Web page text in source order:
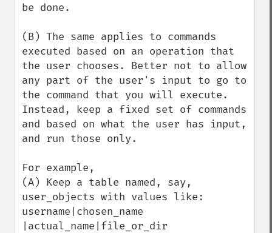
be done.
(B) The same applies to commands
executed based on an operation that
the user chooses. Better not to allow
any part of the user's input to go to
the command that you will execute.
Instead, keep a fixed set of commands
and based on what the user has input,
and run those only.
For example,
(A) Keep a table named, say,
user_objects with values like:
username|chosen_name
|actual_name|file_or_dir